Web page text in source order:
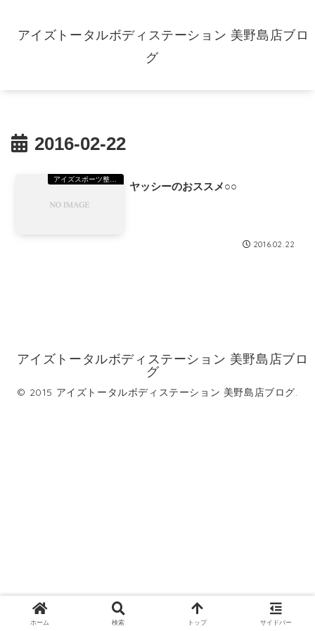
アイズトータルボディステーション 美野島店ブロ
グ
2016-02-22
ヤッシーのおススメ○○
2016.02.22
アイズトータルボディステーション 美野島店ブロ
グ
© 2015 アイズトータルボディステーション 美野島店ブログ.
ホーム 検索 トップ サイドバー